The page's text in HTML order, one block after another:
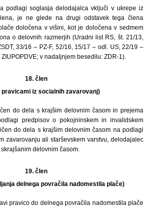
podlagi soglasja delodajalca vključi v ukrepe iz
je ne glede na drugi odstavek tega člena
določena v višini, kot je določena v sedmem
o delovnih razmerjih (Uradni list RS, št. 21/13,
33/16 – PZ-F, 52/16, 15/17 – odl. US, 22/19 –
v nadaljnjem besedilu: ZDR-1).
18. člen
iz socialnih zavarovanj)
do dela s krajšim delovnim časom in prejema
predpisov o pokojninskem in invalidskem
do dela s krajšim delovnim časom na podlagi
zavarovanju ali starševskem varstvu, delodajalec
delovnim časom.
19. člen
delnega povračila nadomestila plače)
pravico do delnega povračila nadomestila plače